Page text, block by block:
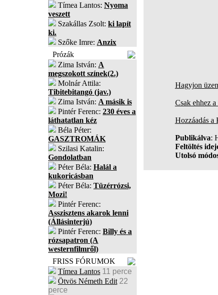
Tímea Lantos: Nyoma
veszett
Szakállas Zsolt: ki lapít
ki.
Szőke Imre: Anzix
Prózák
Zima István: A
megszokott színek(2.)
Molnár Attila:
Tibitebitangó (jav.)
Zima István: A másik is
Pintér Ferenc: 230 éves a
láthatatlan kéz
Béla Péter:
GASZTROMÁK
Szilasi Katalin:
Gondolatban
Péter Béla: Halál a
kukoricásban
Péter Béla: Tüzérrózsi,
Mozi!
Pintér Ferenc:
Asszisztens akarok lenni
(Állásinterjú)
Pintér Ferenc: Billy és a
rózsapatron (A
westernfilmről)
FRISS FÓRUMOK
Tímea Lantos 11 perce
Ötvös Németh Edit 22
perce
Hagyjon
Csak ehhez
Hozzáadás
Publikálva:
Feltöltés
Utolsó